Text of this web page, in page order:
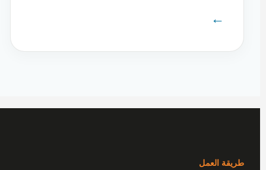
←
طريقة العمل